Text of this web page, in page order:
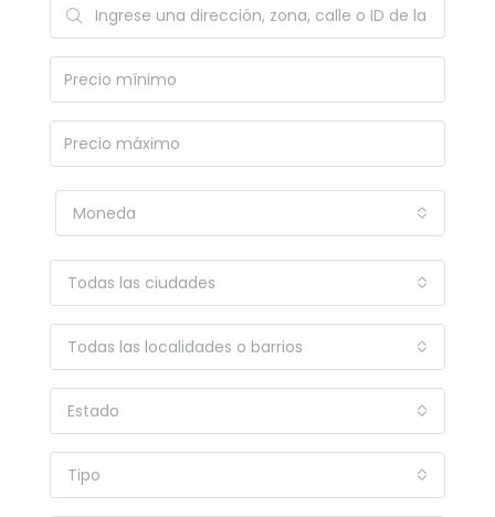
Moneda
Todas las ciudades
Todas las localidades o barrios
Estado
Tipo